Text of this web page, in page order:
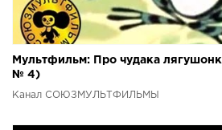
Мультфильм: Про чудака
№ 4)
Канал СОЮЗМУЛЬТФИЛЬМЫ